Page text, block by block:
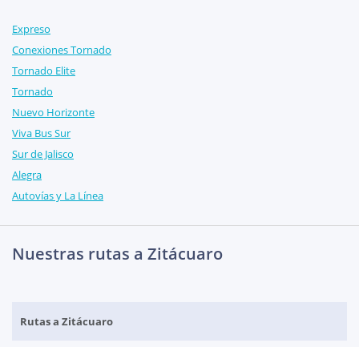
Expreso
Conexiones Tornado
Tornado Elite
Tornado
Nuevo Horizonte
Viva Bus Sur
Sur de Jalisco
Alegra
Autovías y La Línea
Nuestras rutas a Zitácuaro
Rutas a Zitácuaro